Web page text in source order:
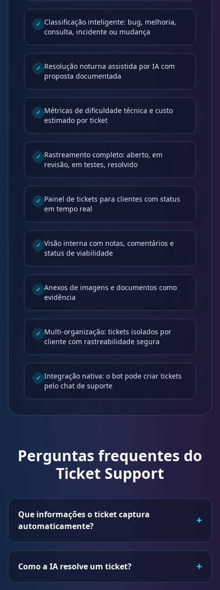
✓ Classificação inteligente: bug, melhoria,
consulta, incidente ou mudança
✓ Resolução noturna assistida por IA com
proposta documentada
✓ Métricas de dificuldade técnica e custo
estimado por ticket
✓ Rastreamento completo: aberto, em
revisão, em testes, resolvido
✓ Painel de tickets para clientes com status
em tempo real
✓ Visão interna com notas, comentários e
status de viabilidade
✓ Anexos de imagens e documentos como
evidência
✓ Multi-organização: tickets isolados por
cliente com rastreabilidade segura
✓ Integração nativa: o bot pode criar tickets
pelo chat de suporte
Perguntas frequentes do
Ticket Support
Que informações o ticket captura
automaticamente?
+
Como a IA resolve um ticket? +